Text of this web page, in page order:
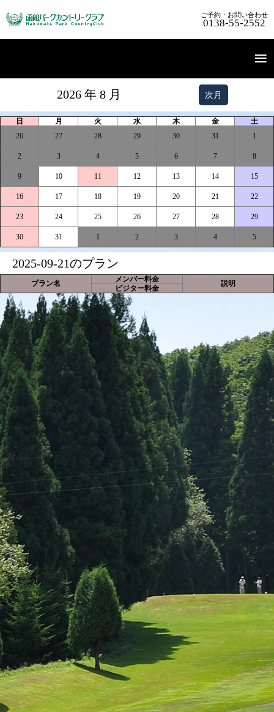
ご予約・お問い合わせ
0138-55-2552
アクセス
English
2026 年 8 月 次月
日 月 火 水 木 金
土
26
27 28 29 30 31 1
2 3 4 5 6 7 8
9 10 11 12 13 14 15
16 17 18 19 20 21 22
23 24 25 26 27 28 29
30 31 1 2 3 4 5
2025-09-21のプラン
プラン名 メンバー料金 説明
ビジター料金